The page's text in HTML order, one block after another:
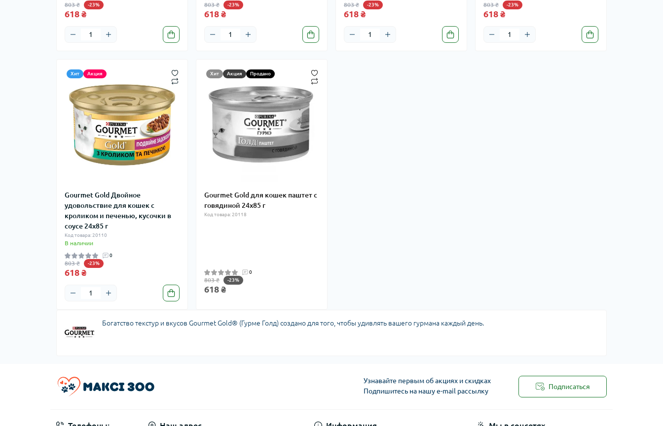
803 ₴ -23%
618 ₴
803 ₴ -23%
618 ₴
803 ₴ -23%
618 ₴
803 ₴ -23%
618 ₴
Хит Акция
Gourmet Gold Двойное
удовольствие для кошек с
кроликом и печенью, кусочки в
соусе 24x85 г
Код товара: 20110
В наличии
0
803 ₴ -23%
618 ₴
Хит Акция Продано
Gourmet Gold для кошек паштет с
говядиной 24x85 г
Код товара: 20118
0
803 ₴ -23%
618 ₴
Богатство текстур и вкусов Gourmet Gold® (Гурме Голд) создано для того, чтобы удивлять вашего гурмана каждый день.
Узнавайте первым об акциях и скидках
Подпишитесь на нашу e-mail рассылку
Подписаться